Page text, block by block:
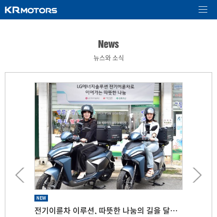
뉴스와 소식
NEW
KR모터스, M&A 통해 ‘종합 모빌리티 기업’ 전환 박차
NEW
전기이륜차 이루션, 따뜻한 나눔의 길을 달리다~
NEW
환경부, 2025년 친환경 보조금 확정… KR모터스 ‘이스코트리’와 ‘이루션’ 판매 본격 개시
NEW
국내 전통 이륜차 제조사 ‘KR모터스’ 전기 삼륜스쿠터 ‘E-SKO TRI(이스코 트리)’ 사전예약 시작
NEW
서울시, 전기이륜차 보급 확대 위해 환경부˙KR모터스˙LG 등 유관 기업과 협력